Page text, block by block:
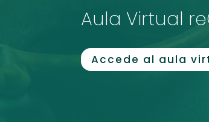
Aula Virtual
Accede al aula